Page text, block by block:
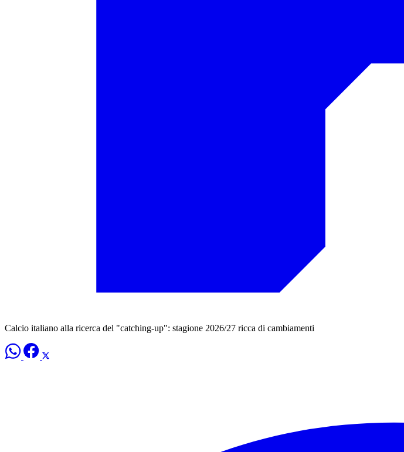
Calcio italiano alla ricerca del "catching-up": stagione 2026/27 ricca di cambiamenti